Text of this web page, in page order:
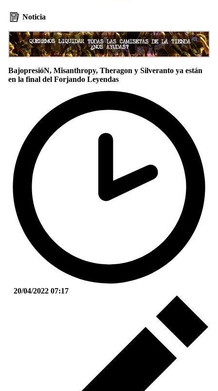
Noticia
BajopresióN, Misanthropy, Theragon y Silveranto ya están
en la final del Forjando Leyendas
20/04/2022 07:17